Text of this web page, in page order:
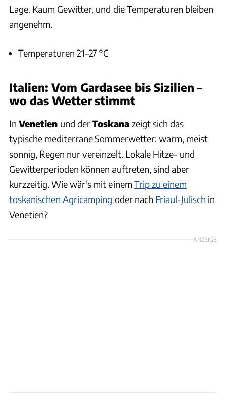
Lage. Kaum Gewitter, und die Temperaturen bleiben
angenehm.
Temperaturen 21–27 °C
Italien: Vom Gardasee bis Sizilien –
wo das Wetter stimmt
In Venetien und derToskana zeigt sich das
typische mediterrane Sommerwetter: warm, meist
sonnig, Regen nur vereinzelt. Lokale Hitze- und
Gewitterperioden können auftreten, sind aber
kurzzeitig. Wie wär's mit einem Trip zu einem
toskanischen Agricamping oder nach Friaul-Julisch in
Venetien?
ANZEIGE